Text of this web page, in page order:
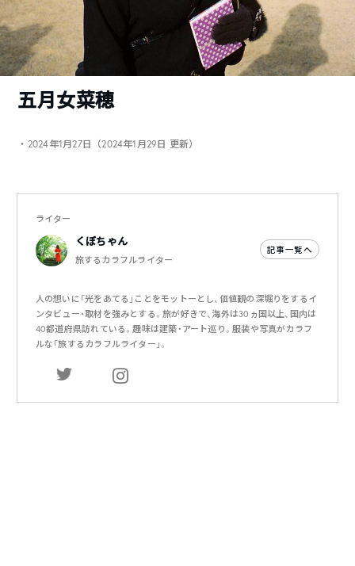
五月女菜穂
・2024年1月27日（2024年1月29日 更新）
ライター
くぼちゃん
旅するカラフルライター
記事一覧へ
人の想いに「光をあてる」ことをモットーとし、価値観の深堀りをするイ
ンタビュー・取材を強みとする。旅が好きで、海外は30ヵ国以上、国内は
40都道府県訪れている。趣味は建築・アート巡り。服装や写真がカラフ
ルな「旅するカラフルライター」。